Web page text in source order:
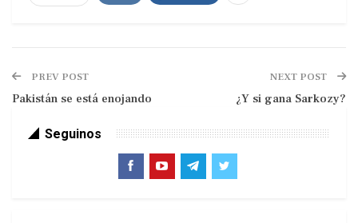
A pesar del despliegue de policías y miembros del
ejército, que había impuesto una relativa calma en
la capital egipcia, las señales de la batalla campal
PREV POST
Pakistán se está enojando
NEXT POST
¿Y si gana Sarkozy?
Seguinos